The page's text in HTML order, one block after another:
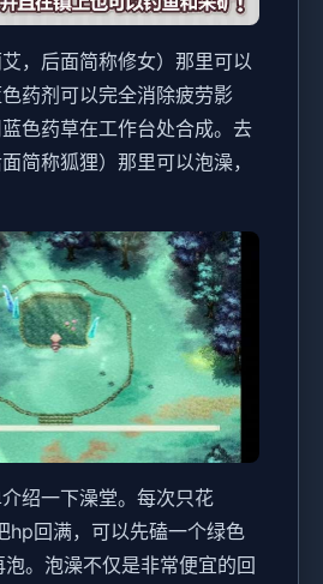
，后面简称修女）那里可以
药剂可以完全消除疲劳影
色药草在工作台处合成。去
简称狐狸）那里可以泡澡，
绍一下澡堂。每次只花
hp回满，可以先磕一个绿色
。泡澡不仅是非常便宜的回